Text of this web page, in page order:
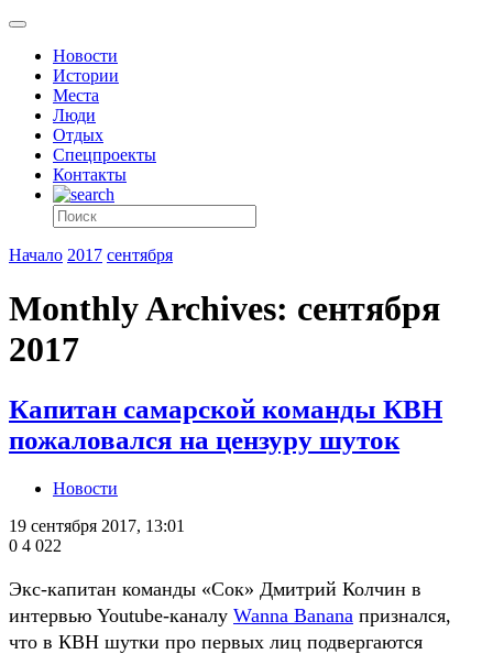
Новости
Истории
Места
Люди
Отдых
Спецпроекты
Контакты
Начало 2017 сентября
Monthly Archives: сентября
2017
Капитан самарской команды КВН
пожаловался на цензуру шуток
Новости
19 сентября 2017, 13:01
0 4 022
Экс-капитан команды «Сок» Дмитрий Колчин в
интервью Youtube-каналу Wanna Banana признался,
что в КВН шутки про первых лиц подвергаются